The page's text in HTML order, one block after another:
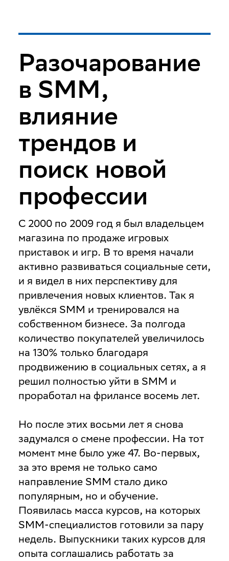
Разочарование
в SMM,
влияние
трендов и
поиск новой
профессии
С 2000 по 2009 год я был владельцем
магазина по продаже игровых
приставок и игр. В то время начали
активно развиваться социальные сети,
и я видел в них перспективу для
привлечения новых клиентов. Так я
увлёкся SMM и тренировался на
собственном бизнесе. За полгода
количество покупателей увеличилось
на 130% только благодаря
продвижению в социальных сетях, а я
решил полностью уйти в SMM и
проработал на фрилансе восемь лет.
Но после этих восьми лет я снова
задумался о смене профессии. На тот
момент мне было уже 47. Во-первых,
за это время не только само
направление SMM стало дико
популярным, но и обучение.
Появилась масса курсов, на которых
SMM-специалистов готовили за пару
недель. Выпускники таких курсов для
опыта соглашались работать за